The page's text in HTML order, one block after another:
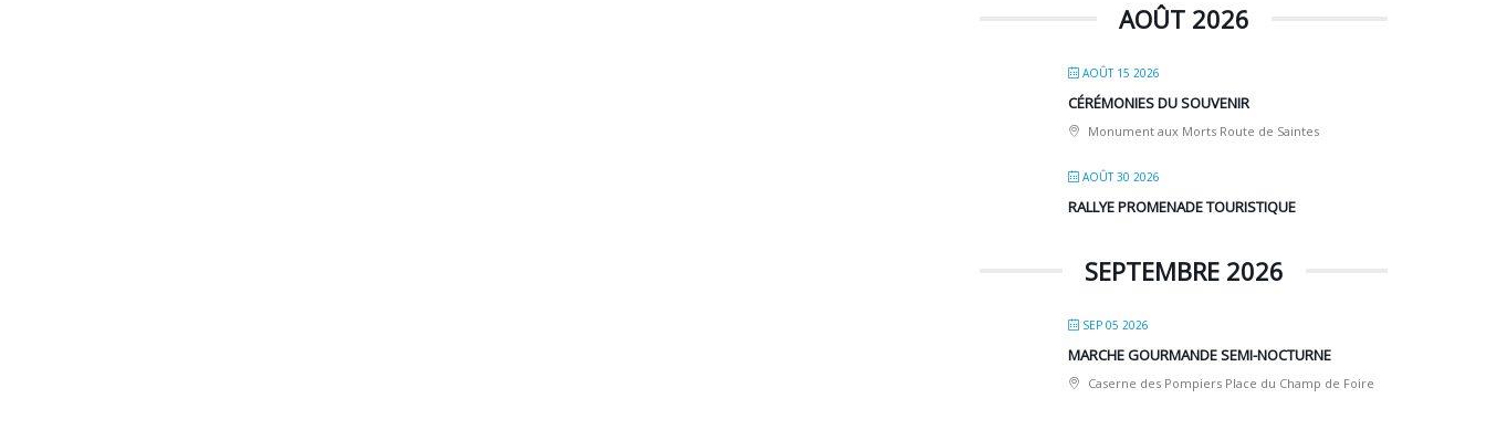
AOÛT 2026
AOÛT 15 2026
CÉRÉMONIES DU SOUVENIR
Monument aux Morts Route de Saintes
AOÛT 30 2026
RALLYE PROMENADE TOURISTIQUE
SEPTEMBRE 2026
SEP 05 2026
MARCHE GOURMANDE SEMI-NOCTURNE
Caserne des Pompiers Place du Champ de Foire